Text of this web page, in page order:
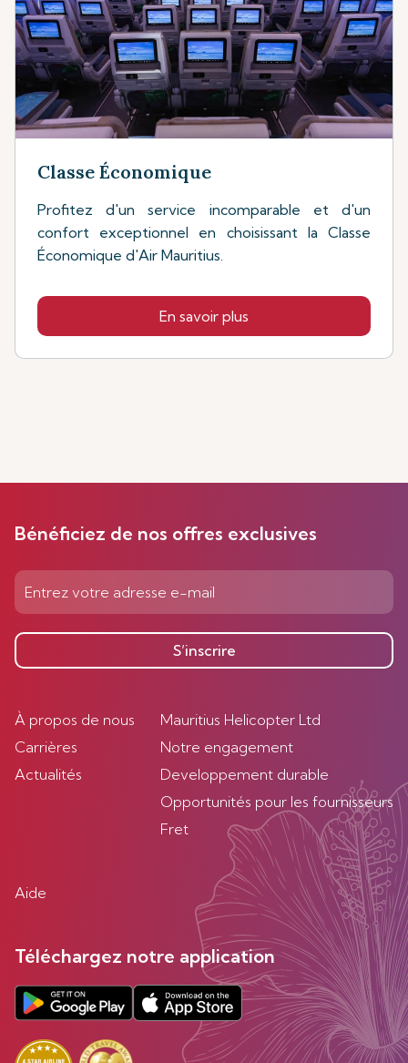
Classe Économique
Profitez d'un service incomparable et d'un
confort exceptionnel en choisissant la Classe
Économique d'Air Mauritius.
En savoir plus
Bénéficiez de nos offres exclusives
S’inscrire
À propos de nous
Carrières
Actualités
Mauritius Helicopter Ltd
Notre engagement
Developpement durable
Opportunités pour les fournisseurs
Fret
Aide
Téléchargez notre application